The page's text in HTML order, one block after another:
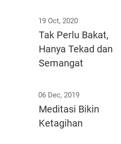
19 Oct, 2020
Tak Perlu Bakat,
Hanya Tekad dan
Semangat
06 Dec, 2019
Meditasi Bikin
Ketagihan